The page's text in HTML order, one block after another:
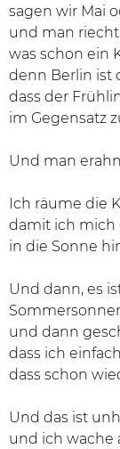
sagen wir Mai
und man
was schon ein
denn Berlin ist
dass der
im Gegensatz
Und man
Ich räume die
damit ich
in die Sonne
Und dann, es
und dann
dass ich
dass schon
Und das ist
und ich wache